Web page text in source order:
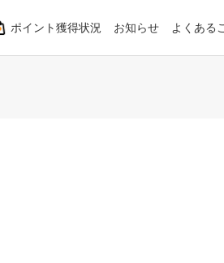
ポイント獲得状況 お知らせ よくある